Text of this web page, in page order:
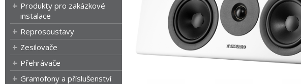
Produkty pro zakázkové
instalace
Reprosoustavy
Zesilovače
Přehrávače
Gramofony a příslušenství